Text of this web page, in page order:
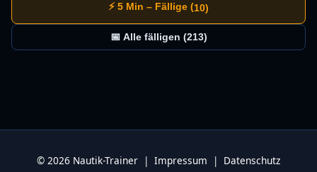
⚡ 5 Min – Fällige (10)
📅 Alle fälligen (213)
© 2026 Nautik-Trainer | Impressum | Datenschutz